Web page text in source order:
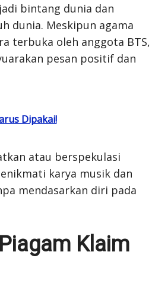
bintang dunia dan
dunia. Meskipun agama
terbuka oleh anggota BTS,
pesan positif dan
Dipakai!
atau berspekulasi
karya musik dan
mendasarkan diri pada
Klaim